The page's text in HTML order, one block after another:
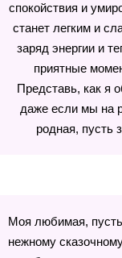
спокойствия и
станет легким и
заряд энергии и
приятные
Представь, как я
даже если мы на
родная, пусть
Моя любимая,
нежному